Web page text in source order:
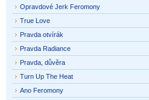
Opravdové Jerk Feromony
True Love
Pravda otvírák
Pravda Radiance
Pravda, důvěra
Turn Up The Heat
Ano Feromony